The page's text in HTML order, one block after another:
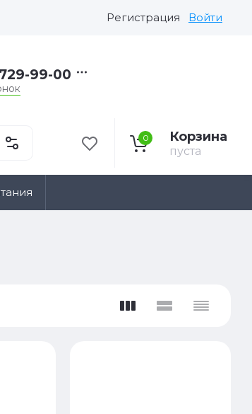
Регистрация Войти
99-00
0 Корзина
пуста